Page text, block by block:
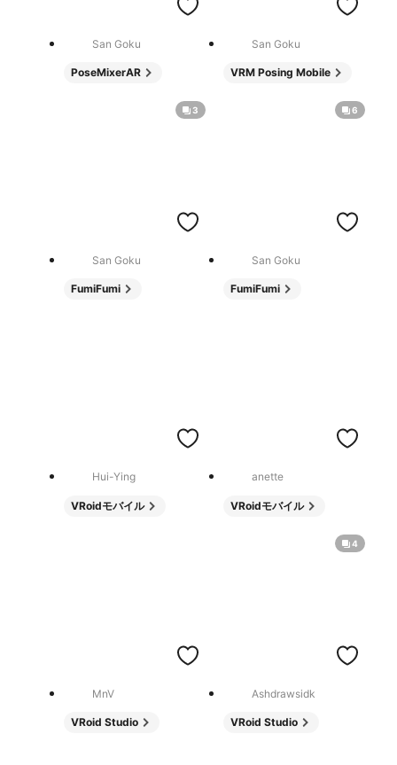
San Goku
PoseMixerAR
San Goku
VRM Posing Mobile
3
San Goku
FumiFumi
6
San Goku
FumiFumi
Hui-Ying
VRoidモバイル
anette
VRoidモバイル
MnV
VRoid Studio
4
Ashdrawsidk
VRoid Studio